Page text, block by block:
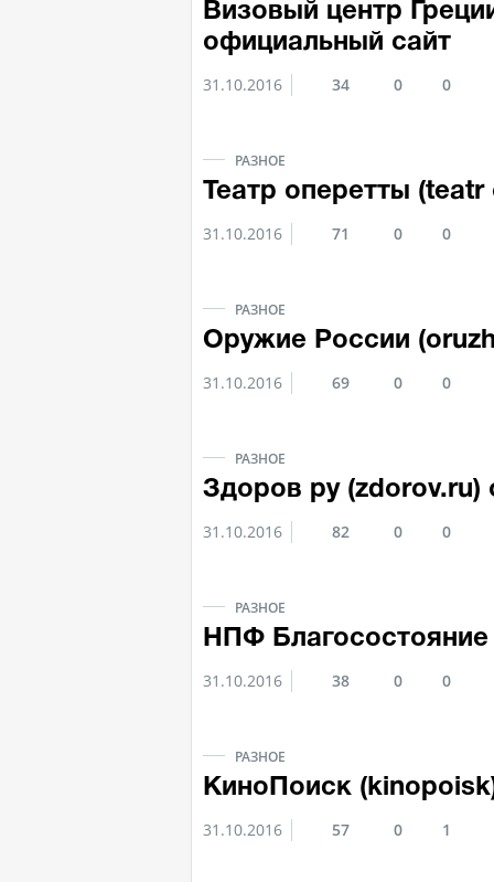
Визовый центр
официальный сайт
31.10.2016 34 0 0
РАЗНОЕ
Театр оперетты
31.10.2016 71 0 0
РАЗНОЕ
Оружие России
31.10.2016 69 0 0
РАЗНОЕ
Здоров ру (zdorov.ru)
31.10.2016 82 0 0
РАЗНОЕ
НПФ
31.10.2016 38 0 0
РАЗНОЕ
КиноПоиск
31.10.2016 57 0 1